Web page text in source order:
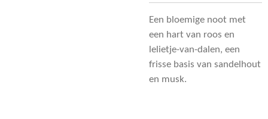
Een bloemige noot met
een hart van roos en
lelietje-van-dalen, een
frisse basis van sandelhout
en musk.